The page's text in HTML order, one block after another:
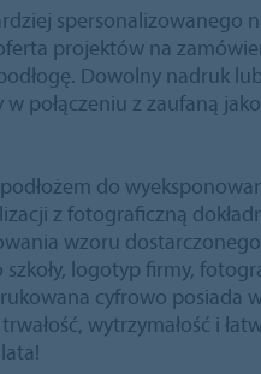
spersonalizowanego
projektów na
Dowolny nadruk
połączeniu z zaufaną
do
z fotograficzną
wzoru
logotyp firmy,
cyfrowo posiada
wytrzymałość i